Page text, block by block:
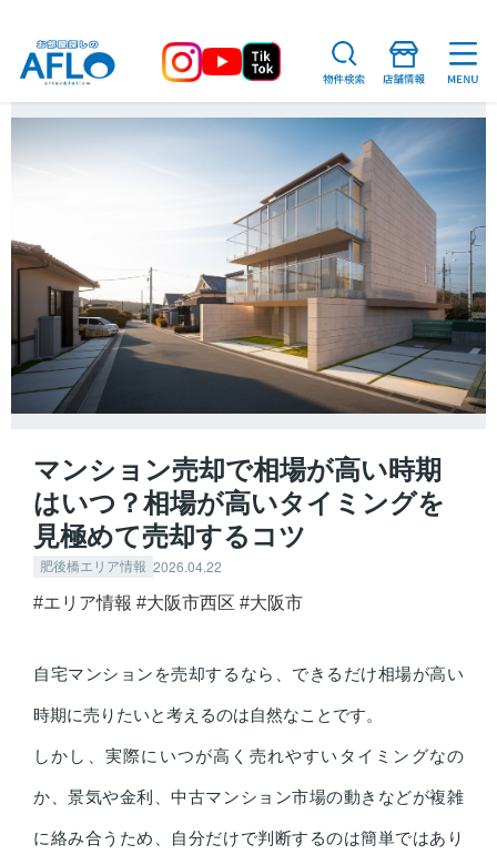
マンション売却で相場が高い時期
はいつ？相場が高いタイミングを
見極めて売却するコツ
肥後橋エリア情報 2026.04.22
#エリア情報 #大阪市西区 #大阪市
自宅マンションを売却するなら、できるだけ相場が高い
時期に売りたいと考えるのは自然なことです。
しかし、実際にいつが高く売れやすいタイミングなの
か、景気や金利、中古マンション市場の動きなどが複雑
に絡み合うため、自分だけで判断するのは簡単ではあり